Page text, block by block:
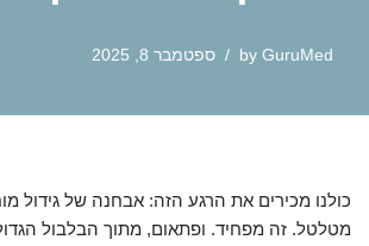
by GuruMed ספטמבר 8, 2025
כולנו מכירים את הרגע הזה: אבחנה של גידול
מטלטל. זה מפחיד. ופתאום, מתוך הבלבול